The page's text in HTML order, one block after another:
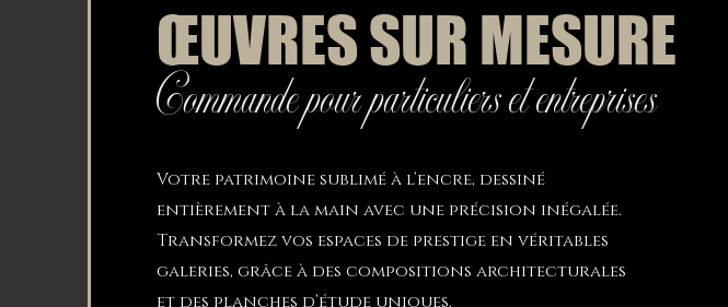
ŒUVRES SUR MESURE
Commande pour particuliers et entreprises
Votre patrimoine sublimé à l’encre, dessiné
entièrement à la main avec une précision inégalée.
Transformez vos espaces de prestige en véritables
galeries, grâce à des compositions architecturales
et des planches d’étude uniques.